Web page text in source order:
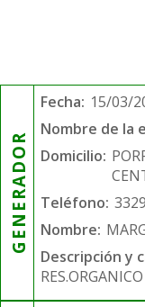
GENERADOR
Fecha: 15/03/
Nombre de la
Domicilio:
Teléfono:
Nombre:
Descripción y